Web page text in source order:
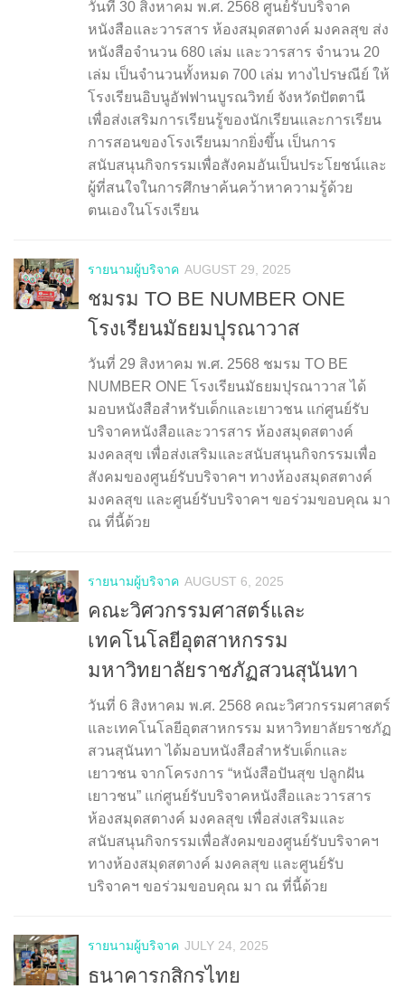
วันที่ 30 สิงหาคม พ.ศ. 2568 ศูนย์รับบริจาค
หนังสือและวารสาร ห้องสมุดสตางค์ มงคลสุข ส่ง
หนังสือจำนวน 680 เล่ม และวารสาร จำนวน 20
เล่ม เป็นจำนวนทั้งหมด 700 เล่ม ทางไปรษณีย์ ให้
โรงเรียนอิบนูอัฟฟานบูรณวิทย์ จังหวัดปัตตานี
เพื่อส่งเสริมการเรียนรู้ของนักเรียนและการเรียน
การสอนของโรงเรียนมากยิ่งขึ้น เป็นการ
สนับสนุนกิจกรรมเพื่อสังคมอันเป็นประโยชน์และ
ผู้ที่สนใจในการศึกษาค้นคว้าหาความรู้ด้วย
ตนเองในโรงเรียน
รายนามผู้บริจาค AUGUST 29, 2025
ชมรม TO BE NUMBER ONE
โรงเรียนมัธยมปุรณาวาส
วันที่ 29 สิงหาคม พ.ศ. 2568 ชมรม TO BE
NUMBER ONE โรงเรียนมัธยมปุรณาวาส ได้
มอบหนังสือสำหรับเด็กและเยาวชน แก่ศูนย์รับ
บริจาคหนังสือและวารสาร ห้องสมุดสตางค์
มงคลสุข เพื่อส่งเสริมและสนับสนุนกิจกรรมเพื่อ
สังคมของศูนย์รับบริจาคฯ ทางห้องสมุดสตางค์
มงคลสุข และศูนย์รับบริจาคฯ ขอร่วมขอบคุณ มา
ณ ที่นี้ด้วย
รายนามผู้บริจาค AUGUST 6, 2025
คณะวิศวกรรมศาสตร์และ
เทคโนโลยีอุตสาหกรรม
มหาวิทยาลัยราชภัฏสวนสุนันทา
วันที่ 6 สิงหาคม พ.ศ. 2568 คณะวิศวกรรมศาสตร์
และเทคโนโลยีอุตสาหกรรม มหาวิทยาลัยราชภัฏ
สวนสุนันทา ได้มอบหนังสือสำหรับเด็กและ
เยาวชน จากโครงการ “หนังสือปันสุข ปลูกฝัน
เยาวชน” แก่ศูนย์รับบริจาคหนังสือและวารสาร
ห้องสมุดสตางค์ มงคลสุข เพื่อส่งเสริมและ
สนับสนุนกิจกรรมเพื่อสังคมของศูนย์รับบริจาคฯ
ทางห้องสมุดสตางค์ มงคลสุข และศูนย์รับ
บริจาคฯ ขอร่วมขอบคุณ มา ณ ที่นี้ด้วย
รายนามผู้บริจาค JULY 24, 2025
ธนาคารกสิกรไทย